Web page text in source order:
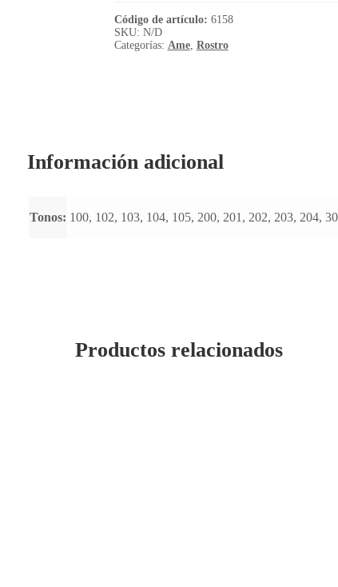
Código de artículo: 6158
SKU: N/D
Categorías: Ame, Rostro
Información adicional
Tonos: 100, 102, 103, 104, 105, 200, 201, 202, 203, 204,
Productos relacionados